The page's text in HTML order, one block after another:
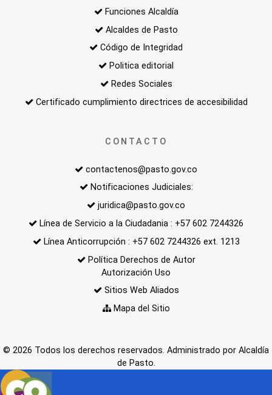
Funciones Alcaldía
Alcaldes de Pasto
Código de Integridad
Politica editorial
Redes Sociales
Certificado cumplimiento directrices de accesibilidad
CONTACTO
contactenos@pasto.gov.co
Notificaciones Judiciales:
juridica@pasto.gov.co
Línea de Servicio a la Ciudadania : +57 602 7244326
Línea Anticorrupción : +57 602 7244326 ext. 1213
Política Derechos de Autor
Autorización Uso
Sitios Web Aliados
Mapa del Sitio
© 2026 Todos los derechos reservados. Administrado por Alcaldía
de Pasto.